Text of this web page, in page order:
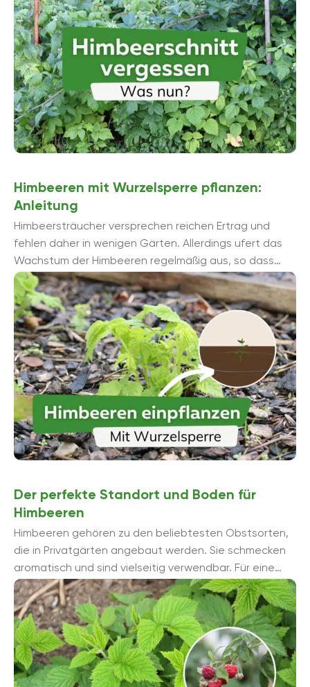
Himbeeren mit Wurzelsperre pflanzen:
Anleitung
Himbeersträucher versprechen reichen Ertrag und
fehlen daher in wenigen Gärten. Allerdings ufert das
Wachstum der Himbeeren regelmäßig aus, so dass
eine Wurzelsperre ein Muss ist. Unsere Anleitung ...
Der perfekte Standort und Boden für
Himbeeren
Himbeeren gehören zu den beliebtesten Obstsorten,
die in Privatgärten angebaut werden. Sie schmecken
aromatisch und sind vielseitig verwendbar. Für eine
reiche Ernte sollten Sie Standort und Untergrund ...